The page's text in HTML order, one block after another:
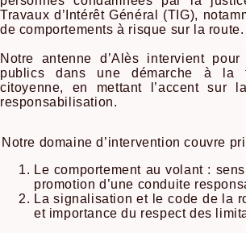
Travaux d’Intérêt Général (TIG),
de comportements à risque sur la route.
Notre antenne d’Alès intervient pour
publics dans une démarche à la
citoyenne, en mettant l’accent sur
responsabilisation.
Notre domaine d’intervention couvre
Le comportement au volant :
promotion d’une conduite
La signalisation et le code de la
et importance du respect des